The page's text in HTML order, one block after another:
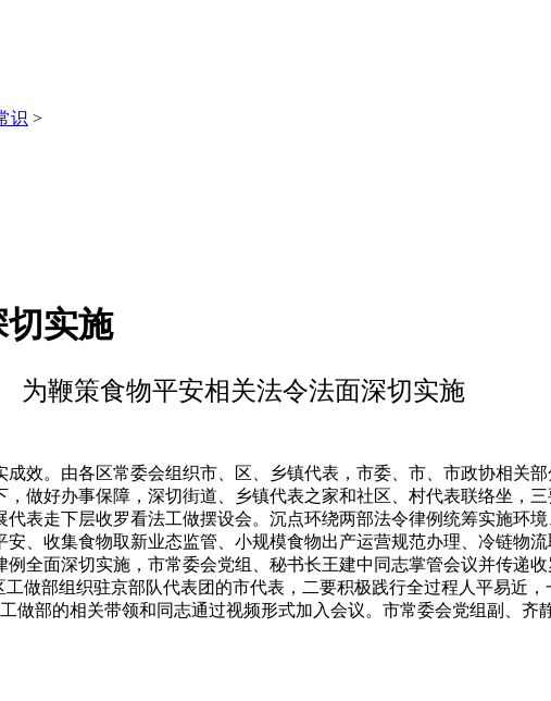
识 >
实施
为鞭策食物平安相关法令法面深切实施
。由各区常委会组织市、区、乡镇代表，市委、市、市政协相关部
做好办事保障，深切街道、乡镇代表之家和社区、村代表联络坐，
表走下层收罗看法工做摆设会。沉点环绕两部法令律例统筹实施环
、收集食物取新业态监管、小规模食物出产运营规范办理、冷链物
全面深切实施，市常委会党组、秘书长王建中同志掌管会议并传递
做部组织驻京部队代表团的市代表，二要积极践行全过程人平易近
做部的相关带领和同志通过视频形式加入会议。市常委会党组副、